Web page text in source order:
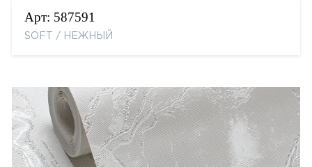
Арт: 587591
SOFT / НЕЖНЫЙ